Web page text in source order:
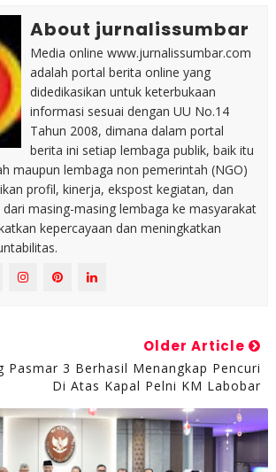
About jurnalissumbar
Media online www.jurnalissumbar.com
adalah portal berita online yang
didedikasikan untuk keterbukaan
informasi sesuai dengan UU No.14
Tahun 2008, dimana dalam portal
berita ini setiap lembaga publik, baik itu
maupun lembaga non pemerintah (NGO)
profil, kinerja, ekspost kegiatan, dan
masing-masing lembaga ke masyarakat
kepercayaan dan meningkatkan
Older Article
Pasmar 3 Berhasil Menangkap Pencuri
Di Atas Kapal Pelni KM Labobar